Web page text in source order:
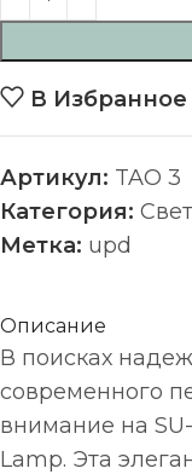
В Избранное
Артикул: TAO 3
Категория:
Метка: upd
Описание
В поисках
современного
внимание на
Lamp. Эта